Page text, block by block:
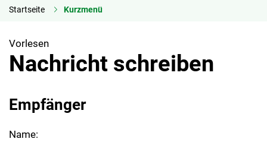
Startseite Kurzmenü
Vorlesen
Nachricht schreiben
Empfänger
Name: